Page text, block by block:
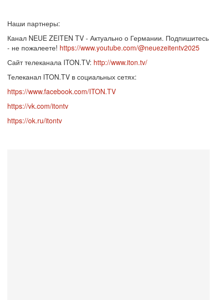
Наши партнеры:
Канал NEUE ZEITEN TV - Актуально о Германии. Подпишитесь
- не пожалеете! https://www.youtube.com/@neuezeitentv2025
Сайт телеканала ITON.TV: http://www.iton.tv/
Телеканал ITON.TV в социальных сетях:
https://www.facebook.com/ITON.TV
https://vk.com/itontv
https://ok.ru/itontv